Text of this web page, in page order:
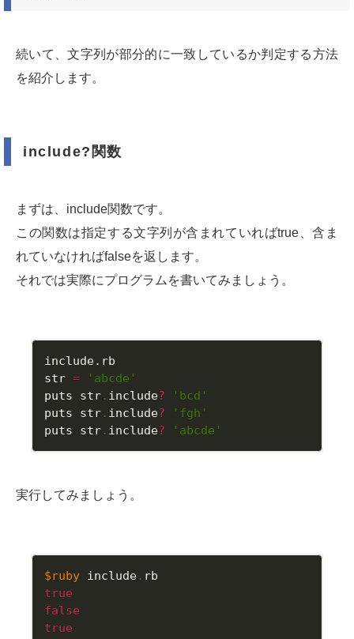
続いて、文字列が部分的に一致しているか判定する方法
を紹介します。
include?関数
まずは、include関数です。
この関数は指定する文字列が含まれていればtrue、含ま
れていなければfalseを返します。
それでは実際にプログラムを書いてみましょう。
include.rb
str =
'abcde'
puts str. include?
'bcd'
puts str. include?
'fgh'
puts str. include? 'abcde'
実行してみましょう。
$ruby include.
true
false
true